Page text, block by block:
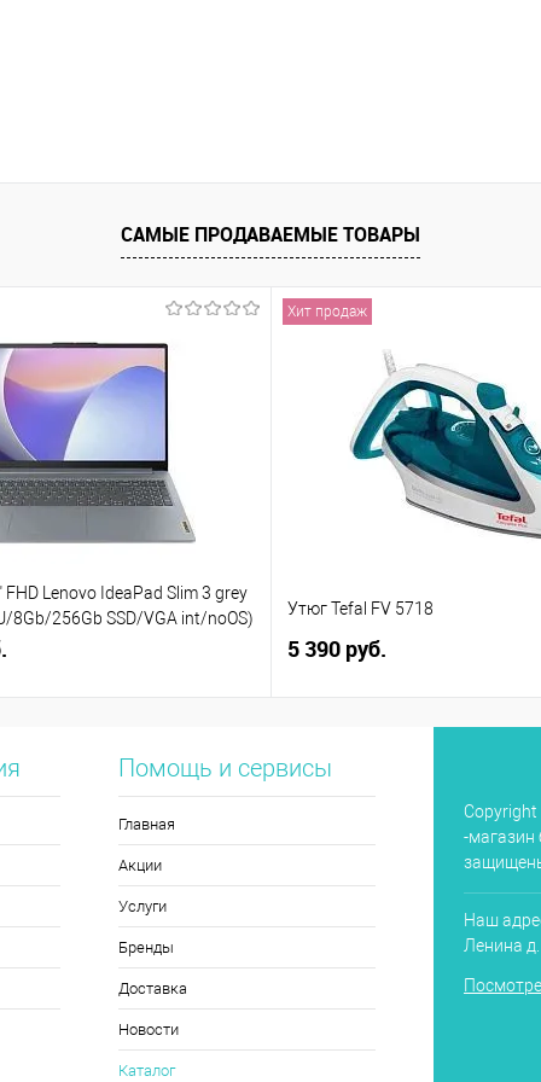
САМЫЕ ПРОДАВАЕМЫЕ ТОВАРЫ
FHD Lenovo IdeaPad Slim 3 grey
8Gb/256Gb SSD/VGA int/noOS)
Хит продаж
Утюг Tefal FV 5718
5 390 руб.
Помощь и сервисы
Главная
Акции
Услуги
Бренды
Доставка
Новости
Каталог
-магазин
Наш
Ленина